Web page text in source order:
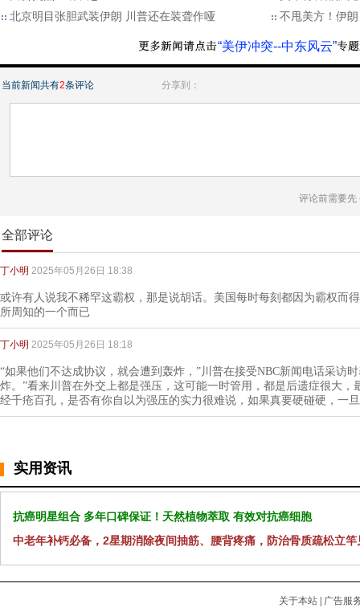
北京明目张胆武装伊朗 川普还在装聋作哑
不甩美方！伊
“美伊冲突--中东风云”
当前新闻共有2条评论 分享到：
评论前需要先
全部评论
丁小明 2025年05月26日 18:38
或许有人说我不稀罕这霸权，那是说胡话。美国每时每刻都因为霸权而
所周知的一个而已
丁小明 2025年05月26日 18:18
“如果他们不达成协议，就会遭到轰炸，”川普在接受NBC新闻电话采访
炸。”看来川普在外交上都是强压，这可能一时管用，都是后遗症很大
经千疮百孔，是否有你自以为强压的实力很难说，如果真要硬碰硬，一
实用资讯
抗癌明星组合 多年口碑保证！天然植物萃取 有效对抗癌细胞
中老年补钙必备，2星期消除夜间抽筋、腰背疼痛，防治骨质疏松立竿
关于本站
广告服